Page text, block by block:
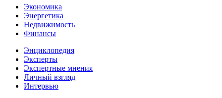
Экономика
Энергетика
Недвижимость
Финансы
Энциклопедия
Эксперты
Экспертные мнения
Личный взгляд
Интервью